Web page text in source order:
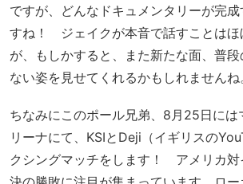
ですが、どんなドキュメンタリーが完
すね！ ジェイクが本音で話すことはほ
が、もしかすると、また新たな面、普段
ない姿を見せてくれるかもしれませんね
ちなみにこのポール兄弟、8月25日には
リーナにて、KSIとDeji（イギリスの
クシングマッチをします！ アメリカ対